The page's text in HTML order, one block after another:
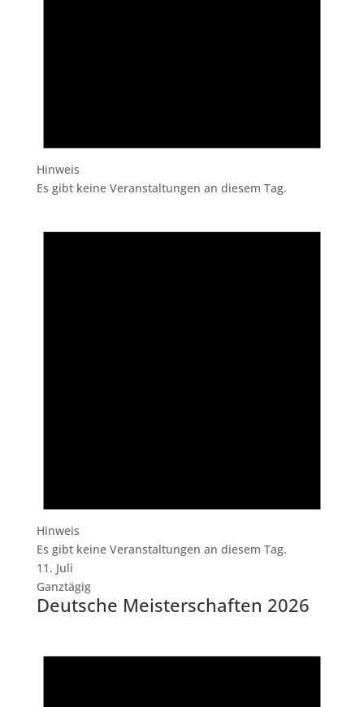
Hinweis
Es gibt keine Veranstaltungen an diesem Tag.
Hinweis
Es gibt keine Veranstaltungen an diesem Tag.
11. Juli
Ganztägig
Deutsche Meisterschaften 2026